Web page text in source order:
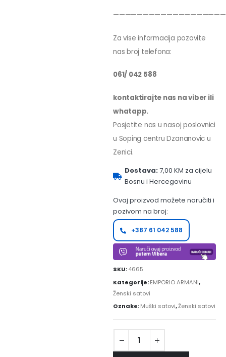
———————————————————
Za vise informacija pozovite
nas broj telefona:
061/ 042 588
kontaktirajte nas na viber ili
whatapp.
Posjetite nas u nasoj poslovnici
u Soping centru Dzananovic u
Zenici.
Dostava:7,00 KM za cijelu
Bosnu i Hercegovinu
Ovaj proizvod možete naručiti i
pozivom na broj:
+387 61 042 588
SKU:4665
Kategorije:EMPORIO ARMANI,
Ženski satovi
Oznake:Muški satovi,Ženski satovi